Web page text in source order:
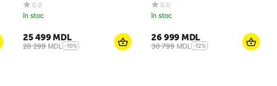
0.0
în stoc
25 499MDL
28 299 MDL -10%
0.0
în stoc
26 999MDL
30 799 MDL -12%